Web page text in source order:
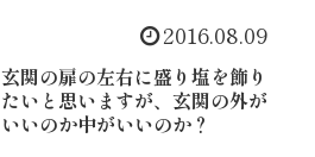
2016.08.09
玄関の扉の左右に盛り塩を飾り
たいと思いますが、玄関の外が
いいのか中がいいのか？